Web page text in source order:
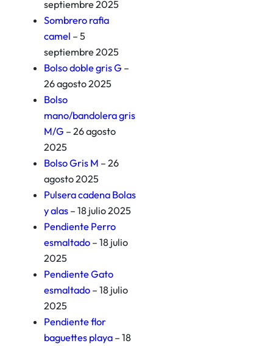
septiembre 2025
Sombrero rafia
camel – 5
septiembre 2025
Bolso doble gris G –
26 agosto 2025
Bolso
mano/bandolera gris
M/G – 26 agosto
2025
Bolso Gris M – 26
agosto 2025
Pulsera cadena Bolas
y alas – 18 julio 2025
Pendiente Perro
esmaltado – 18 julio
2025
Pendiente Gato
esmaltado – 18 julio
2025
Pendiente flor
baguettes playa – 18